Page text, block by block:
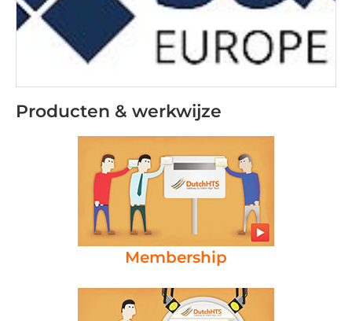
Producten & werkwijze
Membership